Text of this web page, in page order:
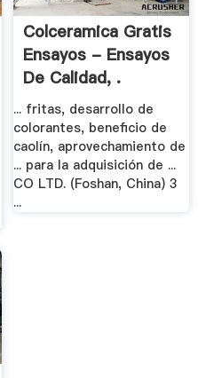
Colceramica Gratis
Ensayos - Ensayos
De Calidad, .
... fritas, desarrollo de
colorantes, beneficio de
caolín, aprovechamiento de
... para la adquisición de ...
CO LTD. (Foshan, China) 3
...